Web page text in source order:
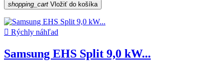
shopping_cart Vložiť do košíka
 Rýchly náhľad
Samsung EHS Split 9,0 kW...